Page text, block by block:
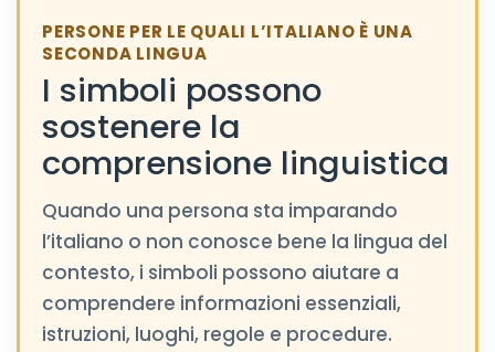
PERSONE PER LE QUALI L’ITALIANO È UNA
SECONDA LINGUA
I simboli possono
sostenere la
comprensione linguistica
Quando una persona sta imparando
l’italiano o non conosce bene la lingua del
contesto, i simboli possono aiutare a
comprendere informazioni essenziali,
istruzioni, luoghi, regole e procedure.